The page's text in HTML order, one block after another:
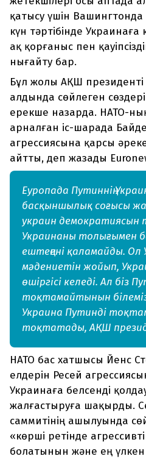
қатысу үшін Вашингтонда
күн тәртібінде
ақ қорғаныс пен
нығайту бар.
Бұл жолы АҚШ
алдында сөйлеген
ерекше назарда. НАТО-
арналған іс-шарада
агрессиясына қарсы
айтты, деп жазады
Еуропада Путиннің
басқыншылық соғысы
украин демократиясын
Украинаны толығымен
ештеңені қаламайды. Ол
мәдениетін жойып,
өшіргісі келеді. Ал біз
тоқтамайтынын
Украина Путинді
тоқтатады, АҚШ
НАТО бас хатшысы Йенс
елдерін Ресей
Украинаға белсенді
жалғастыруға шақырды.
саммитінің ашылуында
«көрші ретінде
болатынын және ең